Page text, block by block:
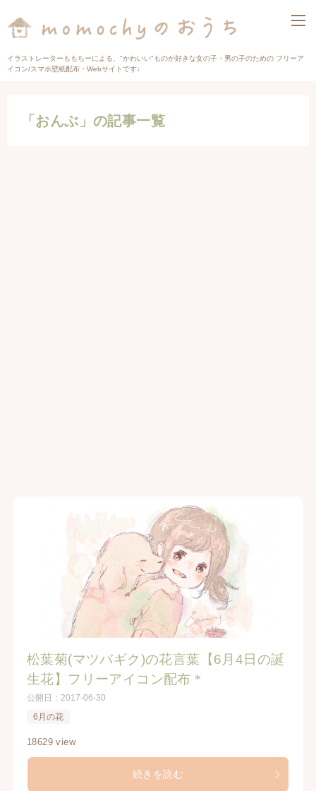
イラストレーターももちーによる、"かわいい"ものが好きな女の子・男の子のための フリーア
イコン/スマホ壁紙配布・Webサイトです♩
「おんぶ」の記事一覧
松葉菊(マツバギク)の花言葉【6月4日の誕
生花】フリーアイコン配布＊
公開日： 2017-06-30
6月の花
18629 view
続きを読む